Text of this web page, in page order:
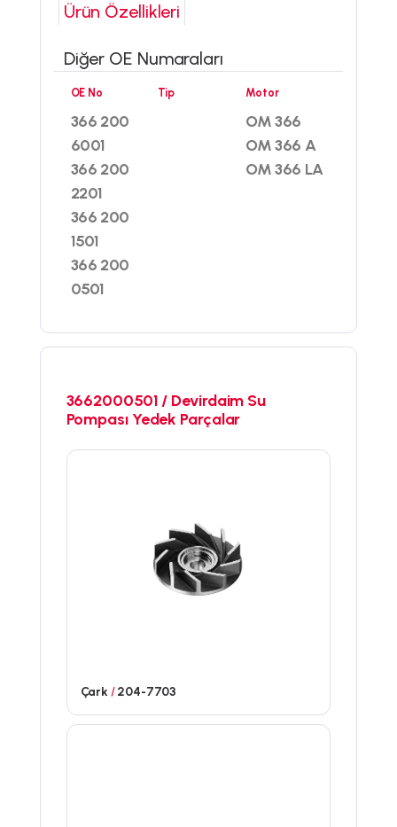
Ürün Özellikleri
Diğer OE Numaraları
OE No
366 200
6001
366 200
2201
366 200
1501
366 200
0501
Tip Motor
OM 366
OM 366 A
OM 366 LA
3662000501 / Devirdaim Su
Pompası Yedek Parçalar
Çark /204-7703